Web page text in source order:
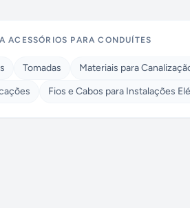
AACESSÓRIOS PARA CONDUÍTES
Tomadas Materiais para
Fios e Cabos para Instalações